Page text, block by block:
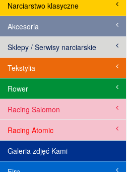
Narciarstwo klasyczne
Akcesoria
Sklepy / Serwisy narciarskie
Tekstylia
Rower
Racing Salomon
Racing Atomic
Galeria zdjęć Kami